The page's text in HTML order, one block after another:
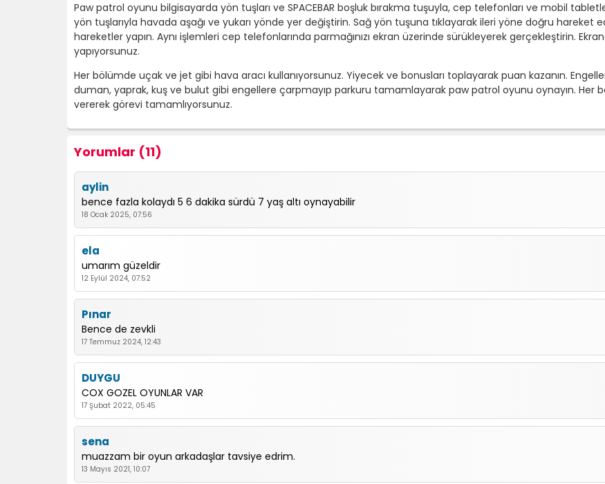
Paw patrol oyunu bilgisayarda yön tuşları ve SPACEBAR boşluk bırakma tuşuyla, cep telefonları ve mobil
yön tuşlarıyla havada aşağı ve yukarı yönde yer değiştirin. Sağ yön tuşuna tıklayarak ileri yöne doğru hareket
hareketler yapın. Aynı işlemleri cep telefonlarında parmağınızı ekran üzerinde sürükleyerek gerçekleştirin.
yapıyorsunuz.
Her bölümde uçak ve jet gibi hava aracı kullanıyorsunuz. Yiyecek ve bonusları toplayarak puan kazanın. Engellere
duman, yaprak, kuş ve bulut gibi engellere çarpmayıp parkuru tamamlayarak paw patrol oyunu oynayın. Her
vererek görevi tamamlıyorsunuz.
Yorumlar (11)
aylin
bence fazla kolaydı 5 6 dakika sürdü 7 yaş altı oynayabilir
18 Ocak 2025, 07:56
ela
umarım güzeldir
12 Eylül 2024, 07:52
Pınar
Bence de zevkli
17 Temmuz 2024, 12:43
DUYGU
COX GOZEL OYUNLAR VAR
17 Şubat 2022, 05:45
sena
muazzam bir oyun arkadaşlar tavsiye edrim.
13 Mayıs 2021, 10:07